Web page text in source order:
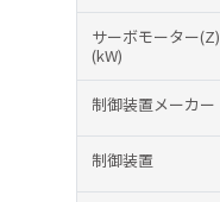
サーボモーター(Z)
(kW)
制御装置メーカー
制御装置